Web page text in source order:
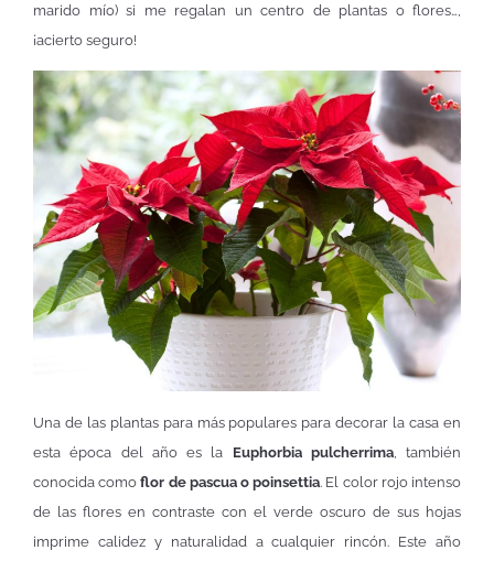
marido mío) si me regalan un centro de plantas o flores…,
¡acierto seguro!
Una de las plantas para más populares para decorar la casa en
esta época del año es la Euphorbia pulcherrima, también
conocida comoflor de pascua o poinsettia. El color rojo intenso
de las flores en contraste con el verde oscuro de sus hojas
imprime calidez y naturalidad a cualquier rincón. Este año